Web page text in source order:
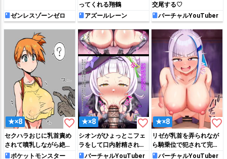
ゼンレスゾーンゼロ
ってくれる翔鶴
アズールレーン
交尾する♡
バーチャルYouTuber
★×8 favorite_border
セクハラおじに乳首責め
されて噴乳しながら絶頂
しちゃうカスミ
ポケットモンスター
★×8 favorite_border
シオンがひょっとこフェ
ラをして口内射精されち
ゃう!!
バーチャルYouTuber
★×8 favorite_border
リゼが乳首を弄られなが
ら騎乗位で犯されて完堕
ちしちゃう♡
バーチャルYouTuber